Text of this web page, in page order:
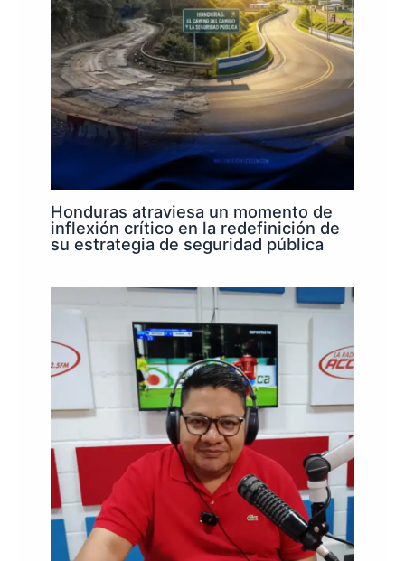
Honduras atraviesa un momento de
inflexión crítico en la redefinición de
su estrategia de seguridad pública